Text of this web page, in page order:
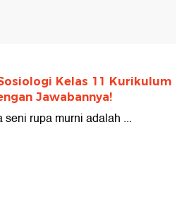
Kelas 11 Kurikulum
Jawabannya!
seni rupa murni adalah ...